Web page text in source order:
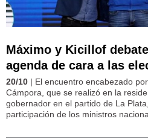
Máximo y Kicillof
agenda de cara a las
20/10 | El encuentro encabezado
Cámpora, que se realizó en la
gobernador en el partido de La
participación de los ministros